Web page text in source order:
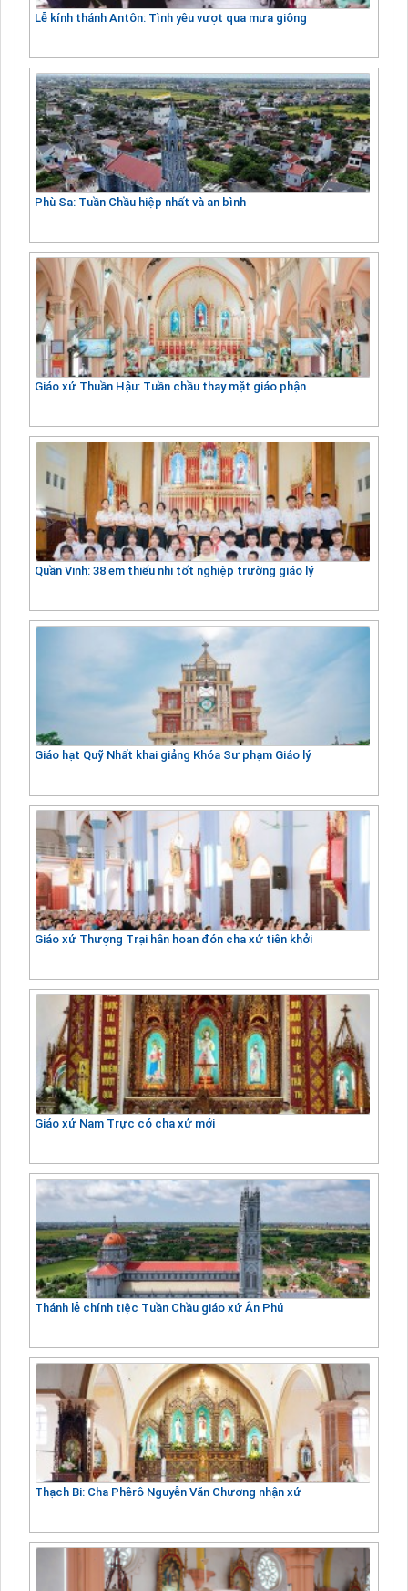
Lễ kính thánh Antôn: Tình yêu vượt qua mưa giông
Phù Sa: Tuần Chầu hiệp nhất và an bình
Giáo xứ Thuần Hậu: Tuần chầu thay mặt giáo phận
Quần Vinh: 38 em thiếu nhi tốt nghiệp trường giáo lý
Giáo hạt Quỹ Nhất khai giảng Khóa Sư phạm Giáo lý
Giáo xứ Thượng Trại hân hoan đón cha xứ tiên khởi
Giáo xứ Nam Trực có cha xứ mới
Thánh lễ chính tiệc Tuần Chầu giáo xứ Ân Phú
Thạch Bi: Cha Phêrô Nguyễn Văn Chương nhận xứ